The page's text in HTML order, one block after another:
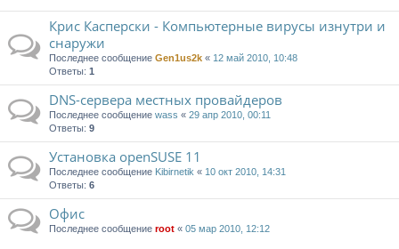
Крис Касперски - Компьютерные вирусы изнутри и
снаружи
Последнее сообщение Gen1us2k « 12 май 2010, 10:48
Ответы: 1
DNS-сервера местных провайдеров
Последнее сообщение wass « 29 апр 2010, 00:11
Ответы: 9
Установка openSUSE 11
Последнее сообщение Kibirnetik « 10 окт 2010, 14:31
Ответы: 6
Офис
Последнее сообщение root « 05 мар 2010, 12:12